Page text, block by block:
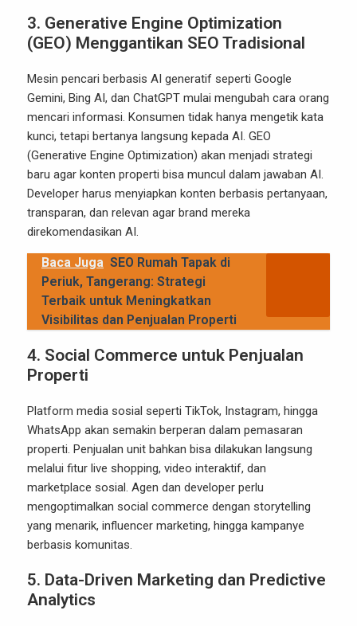
3. Generative Engine Optimization
(GEO) Menggantikan SEO Tradisional
Mesin pencari berbasis AI generatif seperti Google
Gemini, Bing AI, dan ChatGPT mulai mengubah cara orang
mencari informasi. Konsumen tidak hanya mengetik kata
kunci, tetapi bertanya langsung kepada AI. GEO
(Generative Engine Optimization) akan menjadi strategi
baru agar konten properti bisa muncul dalam jawaban AI.
Developer harus menyiapkan konten berbasis pertanyaan,
transparan, dan relevan agar brand mereka
direkomendasikan AI.
Baca Juga SEO Rumah Tapak di
Periuk, Tangerang: Strategi
Terbaik untuk Meningkatkan
Visibilitas dan Penjualan Properti
4. Social Commerce untuk Penjualan
Properti
Platform media sosial seperti TikTok, Instagram, hingga
WhatsApp akan semakin berperan dalam pemasaran
properti. Penjualan unit bahkan bisa dilakukan langsung
melalui fitur live shopping, video interaktif, dan
marketplace sosial. Agen dan developer perlu
mengoptimalkan social commerce dengan storytelling
yang menarik, influencer marketing, hingga kampanye
berbasis komunitas.
5. Data-Driven Marketing dan Predictive
Analytics